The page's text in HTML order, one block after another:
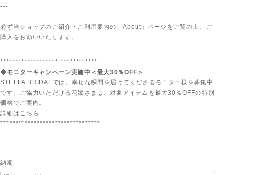
---
必ず当ショップのご紹介・ご利用案内の「About」ページをご覧の上、ご
購入をお願いいたします。
*********************************
◆モニターキャンペーン実施中＜最大30％OFF＞
STELLA BRIDALでは、幸せな瞬間を届けてくださるモニター様を募集中
です。ご協力いただける花嫁さまは、対象アイテムを最大30％OFFの特別
価格でご案内。
詳細はこちら
*********************************
納期